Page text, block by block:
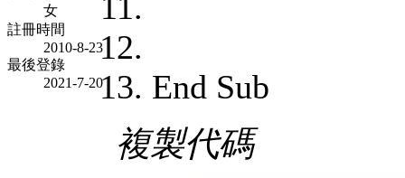
女
註冊時間
2010-8-23
最後登錄
2021-7-20
End Sub
複製代碼